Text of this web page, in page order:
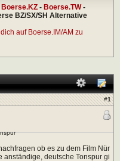
Boerse.KZ - Boerse.TW-
BZ/SX/SH Alternative
auf Boerse.IM/AM zu
#1
ob es zu dem Film Nür
deutsche Tonspur gi